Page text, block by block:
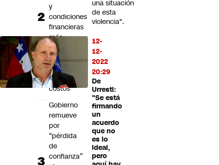
una situación
de esta
violencia".
12-
12-
2022
20:29
De
Urresti:
"Se está
firmando
un
acuerdo
que no
es lo
ideal,
pero
y
condiciones
financieras
más
estrechas
por
shock
de
costos
Gobierno
remueve
por
“pérdida
de
confianza”